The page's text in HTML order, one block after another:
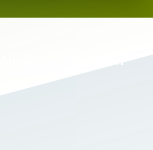
Auswirkungen geben?